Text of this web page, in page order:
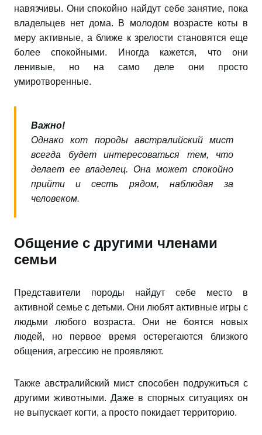
навязчивы. Они спокойно найдут себе занятие, пока
владельцев нет дома. В молодом возрасте коты в
меру активные, а ближе к зрелости становятся еще
более спокойными. Иногда кажется, что они
ленивые, но на само деле они просто
умиротворенные.
Важно!
Однако кот породы австралийский мист
всегда будет интересоваться тем, что
делает ее владелец. Она может спокойно
прийти и сесть рядом, наблюдая за
человеком.
Общение с другими членами
семьи
Представители породы найдут себе место в
активной семье с детьми. Они любят активные игры с
людьми любого возраста. Они не боятся новых
людей, но первое время остерегаются близкого
общения, агрессию не проявляют.
Также австралийский мист способен подружиться с
другими животными. Даже в спорных ситуациях он
не выпускает когти, а просто покидает территорию.